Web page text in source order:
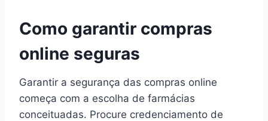
Como garantir compras
online seguras
Garantir a segurança das compras online
começa com a escolha de farmácias
conceituadas. Procure credenciamento de